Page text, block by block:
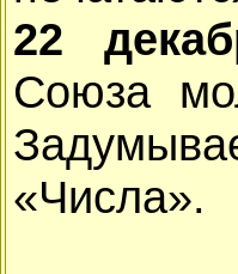
22
Союза
«Числа».